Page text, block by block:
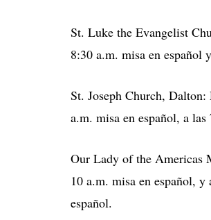
St. Luke the Evangelist
8:30 a.m. misa en español
St. Joseph Church,
a.m. misa en español, a
Our Lady of the Americas
10 a.m. misa en español,
español.